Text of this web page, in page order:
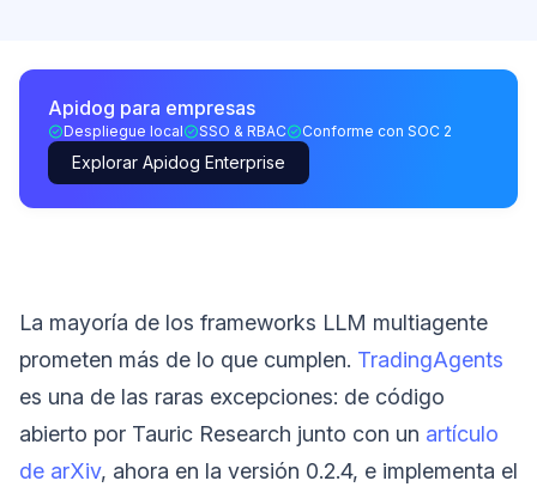
Apidog para empresas
Despliegue local SSO & RBAC Conforme con SOC 2
Explorar Apidog Enterprise
La mayoría de los frameworks LLM multiagente
prometen más de lo que cumplen. TradingAgents
es una de las raras excepciones: de código
abierto por Tauric Research junto con un artículo
de arXiv, ahora en la versión 0.2.4, e implementa el